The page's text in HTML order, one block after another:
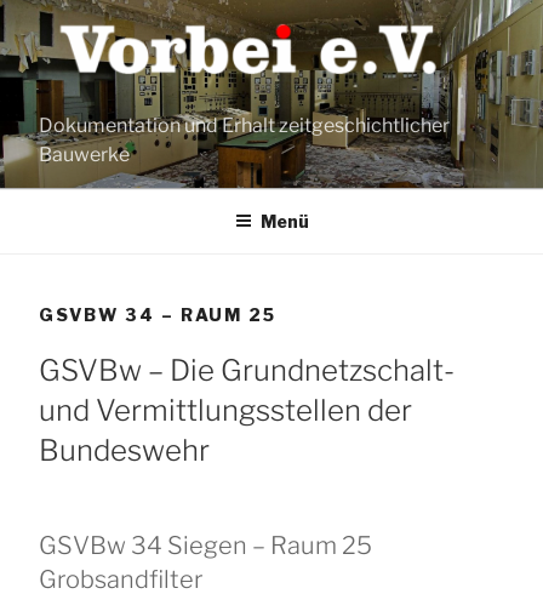
Zum
Inhalt
springen
Dokumentation und Erhalt zeitgeschichtlicher
Bauwerke
Menü
GSVBW 34 – RAUM 25
GSVBw – Die Grundnetzschalt-
und Vermittlungsstellen der
Bundeswehr
GSVBw 34 Siegen – Raum 25
Grobsandfilter